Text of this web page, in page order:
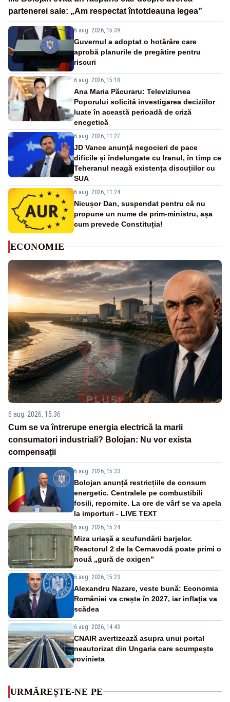
partenerei sale: „Am respectat întotdeauna legea”
6 aug. 2026, 15:39
Guvernul a adoptat o hotărâre care
aprobă planurile de pregătire pentru
riscuri
6 aug. 2026, 15:18
Ana Maria Păcuraru: Televiziunea
Poporului solicită investigarea deciziilor
luate în această perioadă de criză
enegetică
6 aug. 2026, 11:27
JD Vance anunță negocieri de pace
dificile și îndelungate cu Iranul, în timp ce
Teheranul neagă existența discuțiilor cu
SUA
6 aug. 2026, 11:24
Nicușor Dan, suspendat pentru că nu
propune un nume de prim-ministru, așa
cum prevede Constituția!
ECONOMIE
6 aug. 2026, 15:36
Cum se va întrerupe energia electrică la marii
consumatori industriali? Bolojan: Nu vor exista
compensații
6 aug. 2026, 15:33
Bolojan anunță restricțiile de consum
energetic. Centralele pe combustibili
fosili, repornite. La ore de vârf se va apela
la importuri - LIVE TEXT
6 aug. 2026, 15:24
Miza uriașă a scufundării barjelor.
Reactorul 2 de la Cernavodă poate primi o
nouă „gură de oxigen”
6 aug. 2026, 15:23
Alexandru Nazare, veste bună: Economia
României va crește în 2027, iar inflația va
scădea
6 aug. 2026, 14:43
CNAIR avertizează asupra unui portal
neautorizat din Ungaria care scumpește
rovinieta
URMĂREȘTE-NE PE